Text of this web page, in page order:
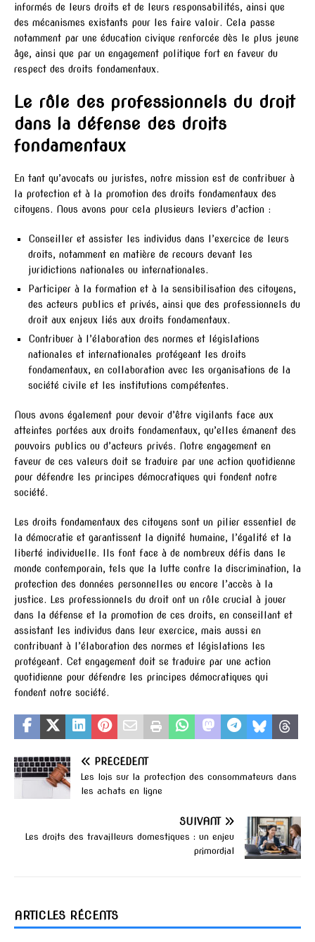
informés de leurs droits et de leurs responsabilités, ainsi que
des mécanismes existants pour les faire valoir. Cela passe
notamment par une éducation civique renforcée dès le plus jeune
âge, ainsi que par un engagement politique fort en faveur du
respect des droits fondamentaux.
Le rôle des professionnels du droit
dans la défense des droits
fondamentaux
En tant qu’avocats ou juristes, notre mission est de contribuer à
la protection et à la promotion des droits fondamentaux des
citoyens. Nous avons pour cela plusieurs leviers d’action :
Conseiller et assister les individus dans l’exercice de leurs
droits, notamment en matière de recours devant les
juridictions nationales ou internationales.
Participer à la formation et à la sensibilisation des citoyens,
des acteurs publics et privés, ainsi que des professionnels du
droit aux enjeux liés aux droits fondamentaux.
Contribuer à l’élaboration des normes et législations
nationales et internationales protégeant les droits
fondamentaux, en collaboration avec les organisations de la
société civile et les institutions compétentes.
Nous avons également pour devoir d’être vigilants face aux
atteintes portées aux droits fondamentaux, qu’elles émanent des
pouvoirs publics ou d’acteurs privés. Notre engagement en
faveur de ces valeurs doit se traduire par une action quotidienne
pour défendre les principes démocratiques qui fondent notre
société.
Les droits fondamentaux des citoyens sont un pilier essentiel de
la démocratie et garantissent la dignité humaine, l’égalité et la
liberté individuelle. Ils font face à de nombreux défis dans le
monde contemporain, tels que la lutte contre la discrimination, la
protection des données personnelles ou encore l’accès à la
justice. Les professionnels du droit ont un rôle crucial à jouer
dans la défense et la promotion de ces droits, en conseillant et
assistant les individus dans leur exercice, mais aussi en
contribuant à l’élaboration des normes et législations les
protégeant. Cet engagement doit se traduire par une action
quotidienne pour défendre les principes démocratiques qui
fondent notre société.
PRÉCÉDENT
Les lois sur la protection des consommateurs dans
les achats en ligne
SUIVANT
Les droits des travailleurs domestiques : un enjeu
primordial
ARTICLES RÉCENTS